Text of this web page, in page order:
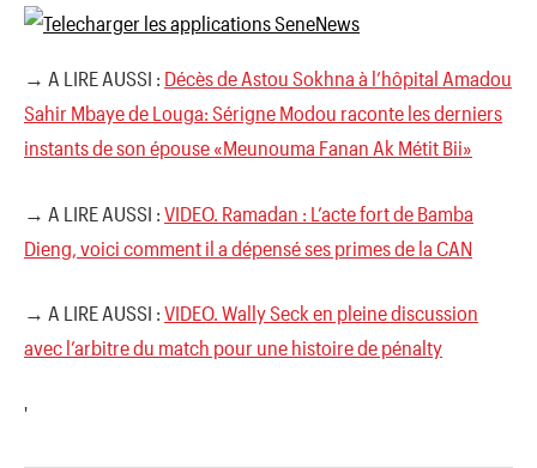
→ A LIRE AUSSI : Décès de Astou Sokhna à l’hôpital Amadou
Sahir Mbaye de Louga: Sérigne Modou raconte les derniers
instants de son épouse «Meunouma Fanan Ak Métit Bii»
→ A LIRE AUSSI : VIDEO. Ramadan : L’acte fort de Bamba
Dieng, voici comment il a dépensé ses primes de la CAN
→ A LIRE AUSSI : VIDEO. Wally Seck en pleine discussion
avec l’arbitre du match pour une histoire de pénalty
'